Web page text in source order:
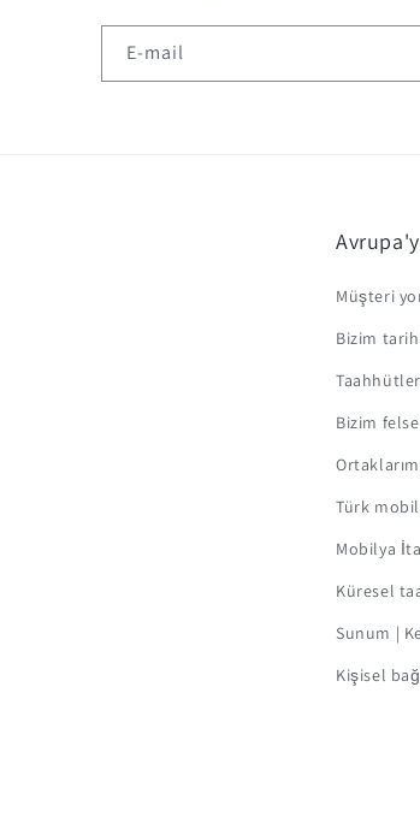
E-mail
Müşteri
Bizim
Bizim
Türk
Mobilya
Küresel
Sunum |
Kişisel